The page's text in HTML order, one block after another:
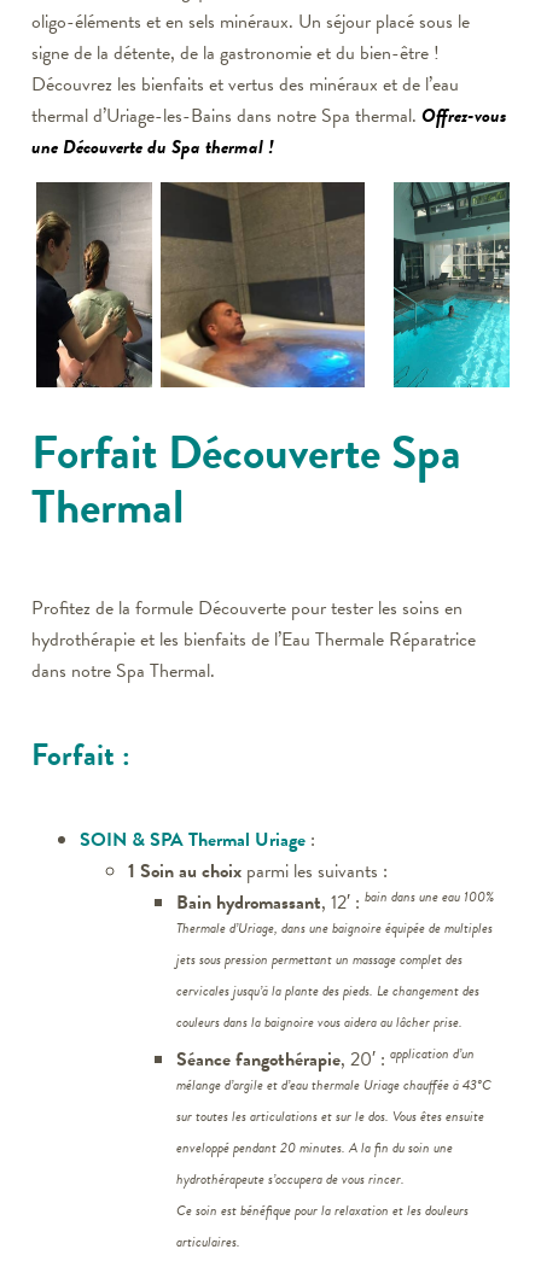
oligo-éléments et en sels minéraux. Un séjour placé sous le
signe de la détente, de la gastronomie et du bien-être !
Découvrez les bienfaits et vertus des minéraux et de l’eau
thermal d’Uriage-les-Bains dans notre Spa thermal. Offrez-vous
une Découverte du Spa thermal !
Forfait Découverte Spa
Thermal
Profitez de la formule Découverte pour tester les soins en
hydrothérapie et les bienfaits de l’Eau Thermale Réparatrice
dans notre Spa Thermal.
Forfait :
SOIN & SPA Thermal Uriage :
1 Soin au choix parmi les suivants :
Bain hydromassant, 12′ : bain dans une eau 100%
Thermale d’Uriage, dans une baignoire équipée de multiples
jets sous pression permettant un massage complet des
cervicales jusqu’à la plante des pieds. Le changement des
couleurs dans la baignoire vous aidera au lâcher prise.
Séance fangothérapie, 20′ : application d’un
mélange d’argile et d’eau thermale Uriage chauffée à 43°C
sur toutes les articulations et sur le dos. Vous êtes ensuite
enveloppé pendant 20 minutes. A la fin du soin une
hydrothérapeute s’occupera de vous rincer.
Ce soin est bénéfique pour la relaxation et les douleurs
articulaires.